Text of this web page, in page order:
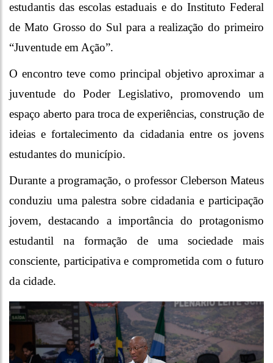
estudantis das escolas estaduais e do Instituto Federal
de Mato Grosso do Sul para a realização do primeiro
“Juventude em Ação”.
O encontro teve como principal objetivo aproximar a
juventude do Poder Legislativo, promovendo um
espaço aberto para troca de experiências, construção de
ideias e fortalecimento da cidadania entre os jovens
estudantes do município.
Durante a programação, o professor Cleberson Mateus
conduziu uma palestra sobre cidadania e participação
jovem, destacando a importância do protagonismo
estudantil na formação de uma sociedade mais
consciente, participativa e comprometida com o futuro
da cidade.